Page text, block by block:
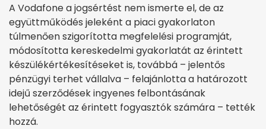
A Vodafone a jogsértést nem ismerte el, de az
együttműködés jeleként a piaci gyakorlaton
túlmenően szigorította megfelelési programját,
módosította kereskedelmi gyakorlatát az érintett
készülékértékesítéseket is, továbbá – jelentős
pénzügyi terhet vállalva – felajánlotta a határozott
idejű szerződések ingyenes felbontásának
lehetőségét az érintett fogyasztók számára – tették
hozzá.